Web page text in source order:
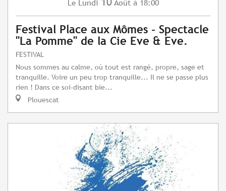
Le Lundi Août à 18:00
Festival Place aux Mômes - Spectacle
"La Pomme" de la Cie Eve & Eve.
FESTIVAL
Nous sommes au calme, où tout est rangé, propre, sage et
tranquille. Voire un peu trop tranquille... Il ne se passe plus
rien ! Dans ce soi-disant bie...
Plouescat